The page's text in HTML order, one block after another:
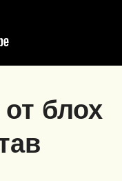
блох